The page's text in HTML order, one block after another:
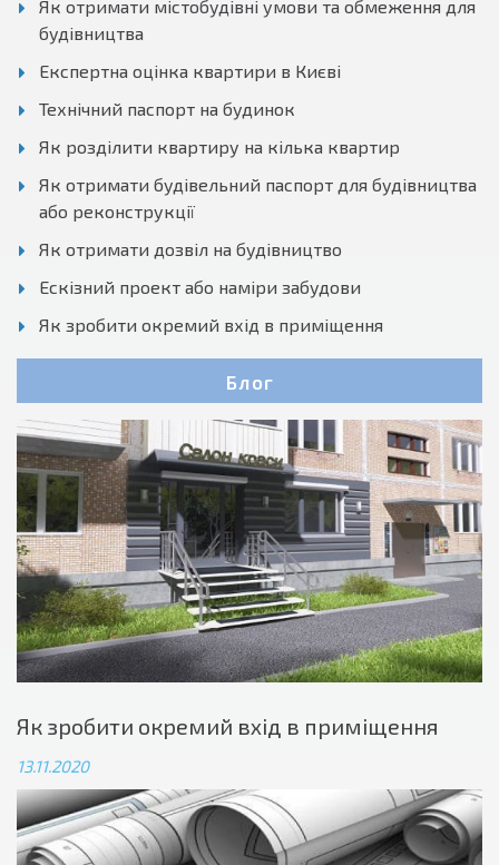
Як отримати містобудівні умови та обмеження для
будівництва
Експертна оцінка квартири в Києві
Технічний паспорт на будинок
Як розділити квартиру на кілька квартир
Як отримати будівельний паспорт для будівництва
або реконструкції
Як отримати дозвіл на будівництво
Ескізний проект або наміри забудови
Як зробити окремий вхід в приміщення
Блог
Як зробити окремий вхід в приміщення
13.11.2020